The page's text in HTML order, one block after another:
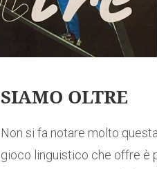
SIAMO OLTRE
Non si fa notare molto
gioco linguistico che offre è